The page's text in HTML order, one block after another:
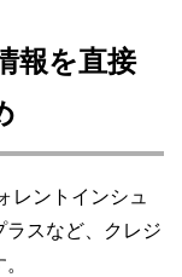
報を直接
レントインシュ
ラスなど、クレジ